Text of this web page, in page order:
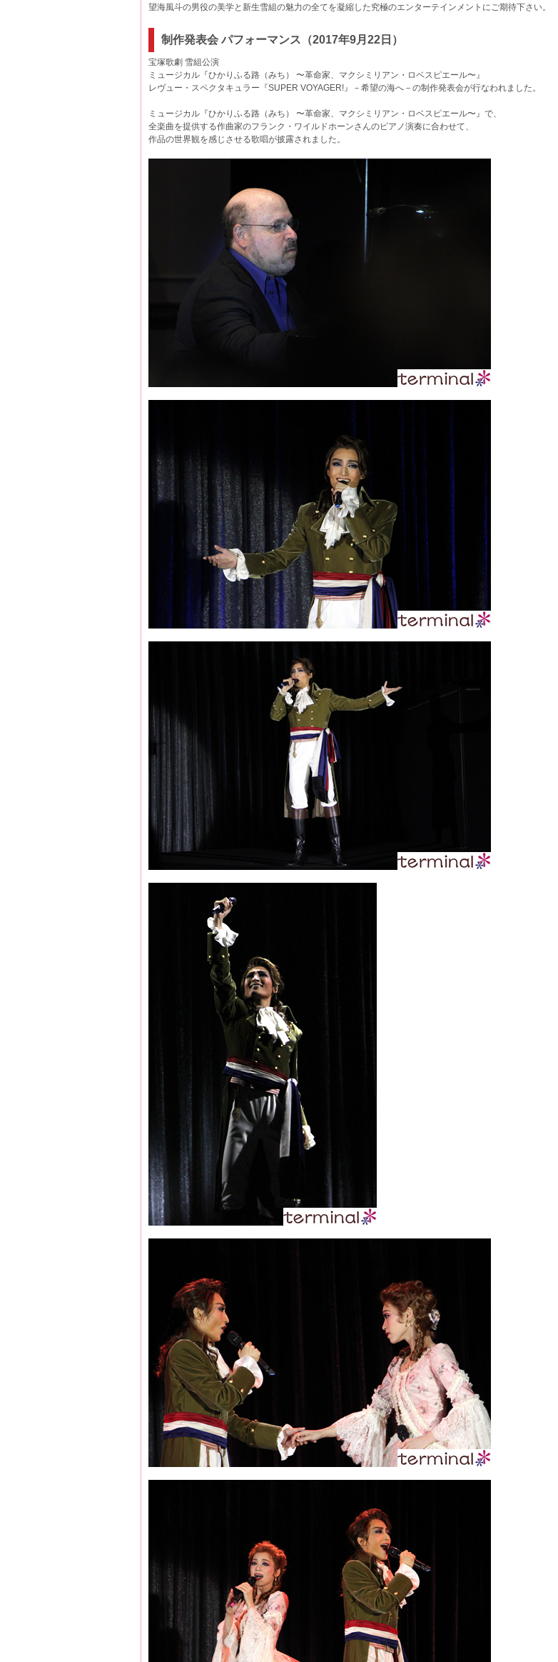
望海風斗の男役の美学と新生雪組の魅力の全てを凝縮した究極のエンターテインメントにご期待下さい。
制作発表会 パフォーマンス（2017年9月22日）
宝塚歌劇 雪組公演
ミュージカル『ひかりふる路（みち） 〜革命家、マクシミリアン・ロベスピエール〜』
レヴュー・スペクタキュラー『SUPER VOYAGER!』－希望の海へ－の制作発表会が行なわれました。
ミュージカル『ひかりふる路（みち） 〜革命家、マクシミリアン・ロベスピエール〜』で、
全楽曲を提供する作曲家のフランク・ワイルドホーンさんのピアノ演奏に合わせて、
作品の世界観を感じさせる歌唱が披露されました。